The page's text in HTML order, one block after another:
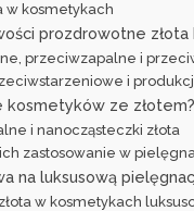
w kosmetykach
prozdrowotne
przeciwzapalne i
i
kosmetyków ze złotem?
i nanocząsteczki złota
ich zastosowanie w
na luksusową
w kosmetykach